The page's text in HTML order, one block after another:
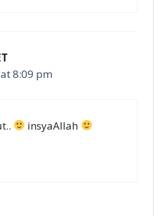
8:09 pm
insyaAllah